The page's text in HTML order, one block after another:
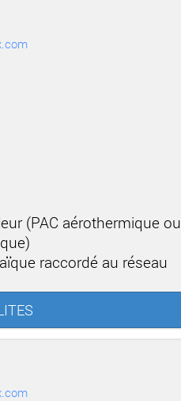
(PAC aérothermique ou
raccordé au réseau